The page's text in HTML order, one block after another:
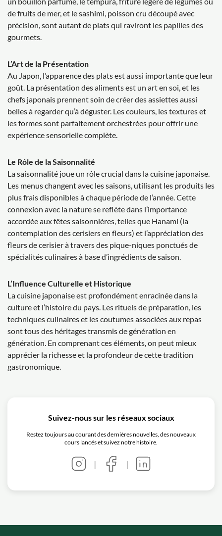
de fruits de mer, et le sashimi, poisson cru découpé avec
précision, sont autant de plats qui raviront les papilles des
gourmets.
L’Art de la Présentation
Au Japon, l’apparence des plats est aussi importante que leur
goût. La présentation des aliments est un art en soi, et les
chefs japonais prennent soin de créer des assiettes aussi
belles à regarder qu’à déguster. Les couleurs, les textures et
les formes sont parfaitement orchestrées pour offrir une
expérience sensorielle complète.
Le Rôle de la Saisonnalité
La saisonnalité joue un rôle crucial dans la cuisine japonaise.
Les menus changent avec les saisons, utilisant les produits les
plus frais disponibles à chaque période de l’année. Cette
connexion avec la nature se reflète dans l’importance
accordée aux fêtes saisonnières, telles que Hanami (la
contemplation des cerisiers en fleurs) et l’appréciation des
fleurs de cerisier à travers des pique-niques ponctués de
spécialités culinaires à base d’ingrédients de saison.
L’Influence Culturelle et Historique
La cuisine japonaise est profondément enracinée dans la
culture et l’histoire du pays. Les rituels de préparation, les
techniques culinaires et les coutumes associées aux repas
sont tous des héritages transmis de génération en
génération. En comprenant ces éléments, on peut mieux
apprécier la richesse et la profondeur de cette tradition
gastronomique.
Suivez-nous sur les réseaux sociaux
Restez toujours au courant des dernières nouvelles, des nouveaux
cours lancés et suivez notre histoire.
| |